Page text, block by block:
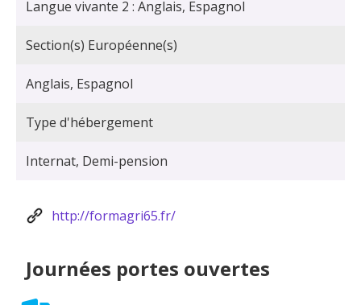
Langue vivante 2 : Anglais, Espagnol
Section(s) Européenne(s)
Anglais, Espagnol
Type d'hébergement
Internat, Demi-pension
http://formagri65.fr/
Journées portes ouvertes